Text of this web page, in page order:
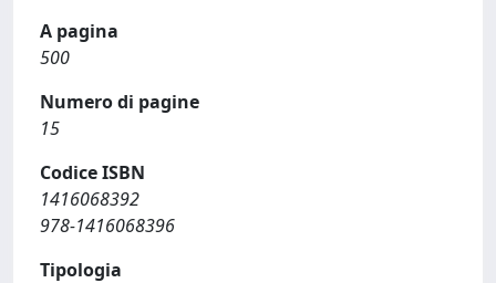
A pagina
500
Numero di pagine
15
Codice ISBN
1416068392
978-1416068396
Tipologia